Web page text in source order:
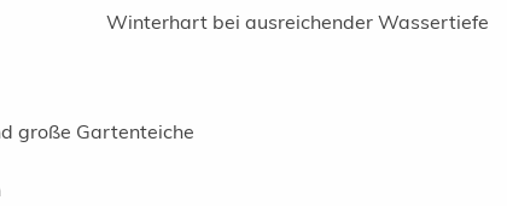
Winterhart bei ausreichender Wassertiefe
große Gartenteiche